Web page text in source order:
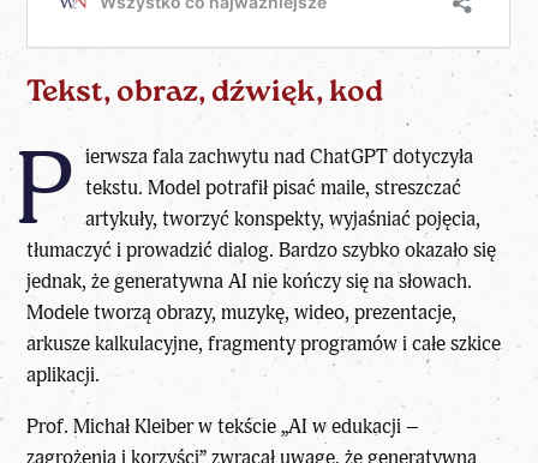
Tekst, obraz, dźwięk, kod
P ierwsza fala zachwytu nad ChatGPT dotyczyła
tekstu. Model potrafił pisać maile, streszczać
artykuły, tworzyć konspekty, wyjaśniać pojęcia,
tłumaczyć i prowadzić dialog. Bardzo szybko okazało się
jednak, że generatywna AI nie kończy się na słowach.
Modele tworzą obrazy, muzykę, wideo, prezentacje,
arkusze kalkulacyjne, fragmenty programów i całe szkice
aplikacji.
Prof. Michał Kleiber w tekście„AI w edukacji –
zagrożenia i korzyści”zwracał uwagę, że generatywna